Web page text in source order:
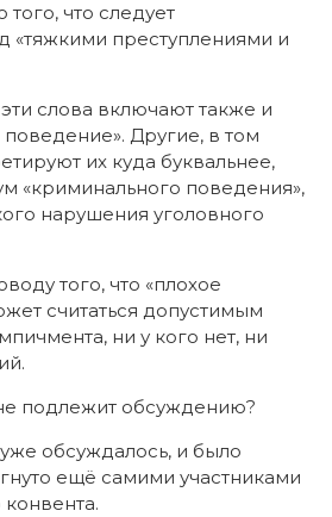
что следует
«тяжкими преступлениями и
слова включают также и
Другие, в том
их куда буквальнее,
«криминального поведения»,
нарушения уголовного
того, что «плохое
считаться допустимым
ни у кого нет, ни
подлежит обсуждению?
обсуждалось, и было
ещё самими участниками